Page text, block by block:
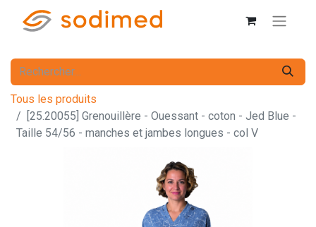
Tous les produits
[25.20055] Grenouillère - Ouessant - coton - Jed Blue -
Taille 54/56 - manches et jambes longues - col V